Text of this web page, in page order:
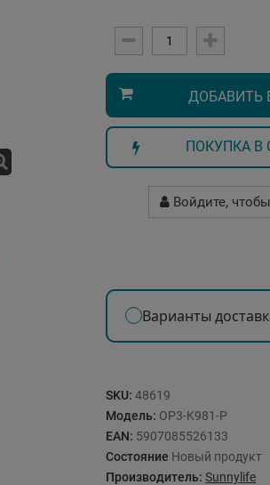
ДОБАВИТЬ
ПОКУПКА В
Войдите,
Варианты
SKU: 48619
Модель: OP3-K981-P
EAN: 5907085526133
Состояние Новый продукт
Производитель: Sunnylife